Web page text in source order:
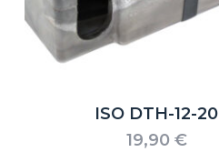
ISO DTH-12-20
19,90 €